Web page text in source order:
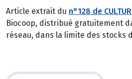
Article extrait du n°128 de
Biocoop, distribué gratuitement
réseau, dans la limite des stocks